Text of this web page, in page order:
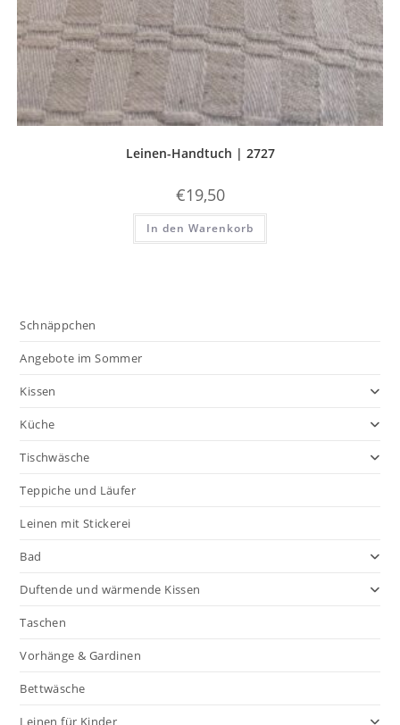
Leinen-Handtuch | 2727
€19,50
In den Warenkorb
Schnäppchen
Angebote im Sommer
Kissen
Küche
Tischwäsche
Teppiche und Läufer
Leinen mit Stickerei
Bad
Duftende und wärmende Kissen
Taschen
Vorhänge & Gardinen
Bettwäsche
Leinen für Kinder